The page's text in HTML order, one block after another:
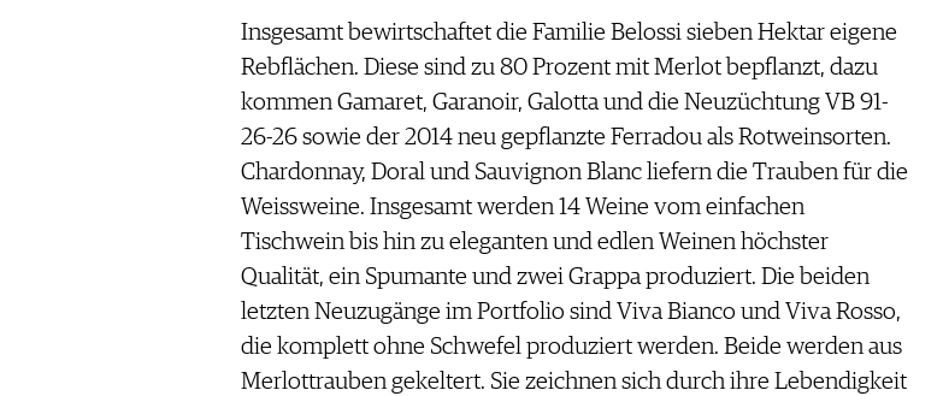
Insgesamt bewirtschaftet die Familie Belossi sieben Hektar eigene
Rebflächen. Diese sind zu 80 Prozent mit Merlot bepflanzt, dazu
kommen Gamaret, Garanoir, Galotta und die Neuzüchtung VB 91-
26-26 sowie der 2014 neu gepflanzte Ferradou als Rotweinsorten.
Chardonnay, Doral und Sauvignon Blanc liefern die Trauben für die
Weissweine. Insgesamt werden 14 Weine vom einfachen
Tischwein bis hin zu eleganten und edlen Weinen höchster
Qualität, ein Spumante und zwei Grappa produziert. Die beiden
letzten Neuzugänge im Portfolio sind Viva Bianco und Viva Rosso,
die komplett ohne Schwefel produziert werden. Beide werden aus
Merlottrauben gekeltert. Sie zeichnen sich durch ihre Lebendigkeit